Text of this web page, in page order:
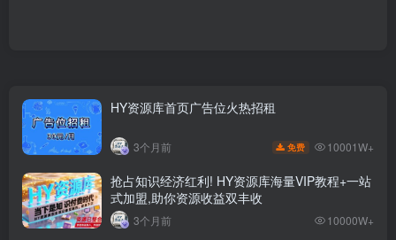
HY资源库首页广告位火热招租
3个月前 免费 10001W+
抢占知识经济红利! HY资源库海量VIP教程+一站
式加盟,助你资源收益双丰收
3个月前 10000W+